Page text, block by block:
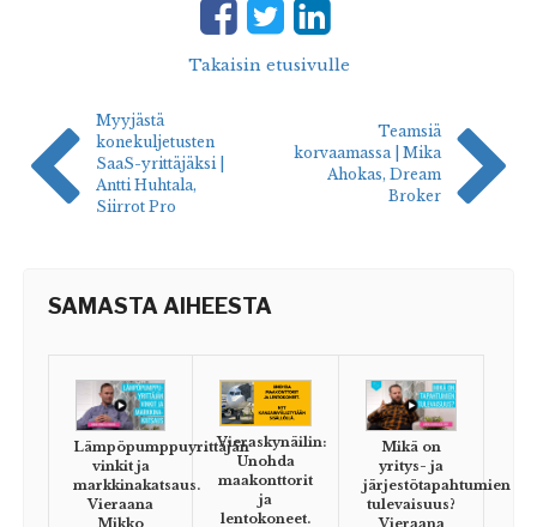
Takaisin etusivulle
Myyjästä
konekuljetusten
SaaS-yrittäjäksi |
Antti Huhtala,
Siirrot Pro
Teamsiä
korvaamassa | Mika
Ahokas, Dream
Broker
SAMASTA AIHEESTA
Lämpöpumppuyrittäjän
vinkit ja
markkinakatsaus.
Vieraana
Mikko
Vieraskynäilin:
Unohda
maakonttorit
ja
lentokoneet.
Mikä on
yritys- ja
järjestötapahtumien
tulevaisuus?